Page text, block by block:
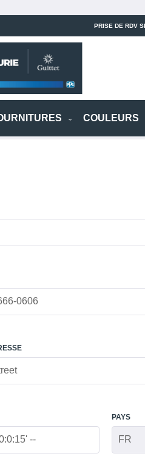
PRISE DE RDV
COULEURS
PAYS